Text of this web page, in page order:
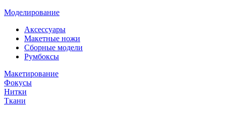
Моделирование
Аксессуары
Макетные ножи
Сборные модели
Румбоксы
Макетирование
Фокусы
Нитки
Ткани